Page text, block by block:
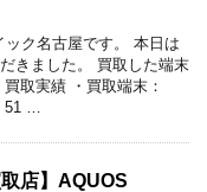
ク名古屋です。 本日は
きました。 買取した端末
取実績 ・買取端末：
…
店】AQUOS